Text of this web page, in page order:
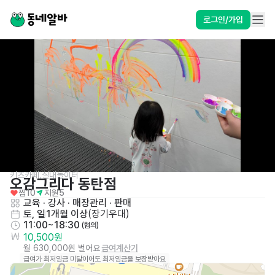
로그인/가입
키즈카페,실내놀이터
오감그리다 동탄점
찜10 지원5
교육 · 강사 · 매장관리 · 판매
토, 일1개월 이상(장기우대 )
11:00~18:30 (협의)
10,500원
월 630,000원 벌어요급여계산기
급여가 최저임금 미달이어도 최저임금을 보장받아요